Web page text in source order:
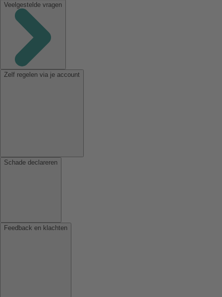
Veelgestelde vragen
Zelf regelen via je account
Schade declareren
Feedback en klachten